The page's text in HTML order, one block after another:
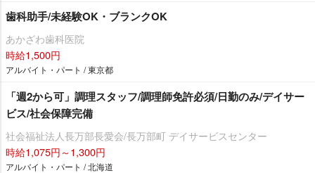
歯科助手/未経験OK・ブランクOK
あかざわ歯科医院
時給1,500円
アルバイト・パート / 東京都
「週2から可」調理スタッフ/調理師免許必須/日勤のみ/デイサー
ビス/社会保障完備
社会福祉法人長万部長愛会/長万部町 デイサービスセンター
時給1,075円～1,300円
アルバイト・パート / 北海道